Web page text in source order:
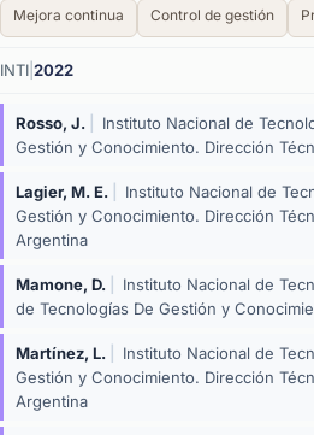
Mejora continua Control de gestión
INTI 2022
Rosso, J.
Instituto Nacional de
Gestión y Conocimiento. Dirección
Lagier, M. E.
Instituto Nacional de
Gestión y Conocimiento. Dirección
Argentina
Mamone, D.
Instituto Nacional de
de Tecnologías De Gestión y
Martínez, L.
Instituto Nacional de
Gestión y Conocimiento. Dirección
Argentina